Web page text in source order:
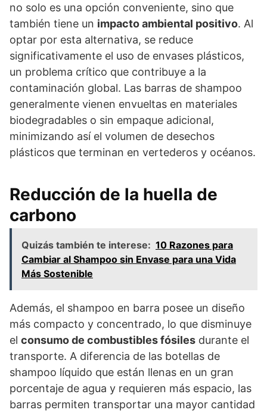
no solo es una opción conveniente, sino que
también tiene un impacto ambiental positivo. Al
optar por esta alternativa, se reduce
significativamente el uso de envases plásticos,
un problema crítico que contribuye a la
contaminación global. Las barras de shampoo
generalmente vienen envueltas en materiales
biodegradables o sin empaque adicional,
minimizando así el volumen de desechos
plásticos que terminan en vertederos y océanos.
Reducción de la huella de
carbono
Quizás también te interese: 10 Razones para
Cambiar al Shampoo sin Envase para una Vida
Más Sostenible
Además, el shampoo en barra posee un diseño
más compacto y concentrado, lo que disminuye
el consumo de combustibles fósiles durante el
transporte. A diferencia de las botellas de
shampoo líquido que están llenas en un gran
porcentaje de agua y requieren más espacio, las
barras permiten transportar una mayor cantidad